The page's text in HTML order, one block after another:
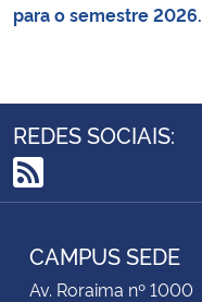
para o semestre 2026.
REDES SOCIAIS:
RSS
CAMPUS SEDE
Av. Roraima nº 1000